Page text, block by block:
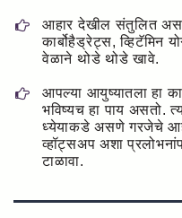
आहार देखील संतुलित
कार्बोहैड्रेट्स, व्हिटॅमिन
वेळाने थोडे थोडे खावे.
आपल्या आयुष्यातला हा
भविष्यच हा पाय असतो.
ध्येयाकडे असणे गरजेचे
व्हॉट्सअप अशा
टाळावा.